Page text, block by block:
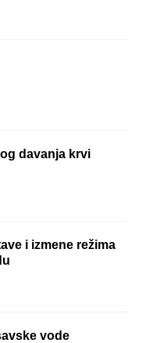
davanja krvi
i izmene režima
vode